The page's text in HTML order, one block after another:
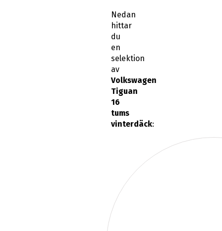
Nedan
hittar
du
en
selektion
av
Volkswagen
Tiguan
16
tums
vinterdäck: